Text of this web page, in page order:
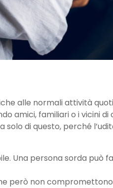
alle normali attività
amici, familiari o i vicini
di questo, perché
Una persona sorda può
però non compromettono